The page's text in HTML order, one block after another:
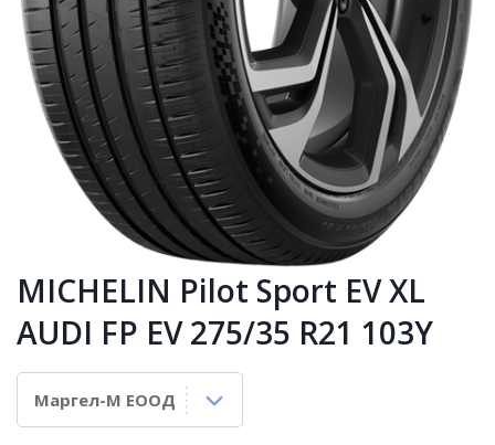
MICHELIN Pilot Sport EV XL
AUDI FP EV 275/35 R21 103Y